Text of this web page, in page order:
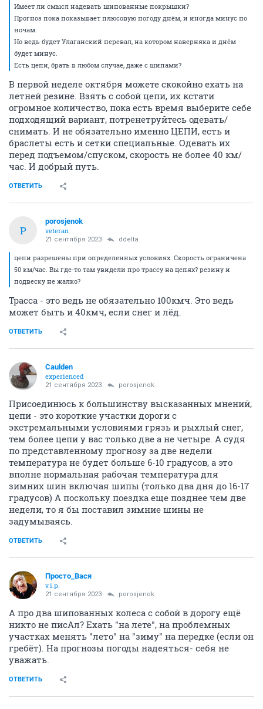
Имеет ли смысл надевать шипованные покрышки?
Прогноз пока показывает плюсовую погоду днём, и иногда минус по
ночам.
Но ведь будет Улаганский перевал, на котором наверняка и днём
будет минус.
Есть цепи, брать в любом случае, даже с шипами?
В первой неделе октября можете скокойно ехать на
летней резине. Взять с собой цепи, их кстати
огромное количество, пока есть время выберите себе
подходящий вариант, потренетруйтесь одевать/
снимать. И не обязательно именно ЦЕПИ, есть и
браслеты есть и сетки специальные. Одевать их
перед подъемом/спуском, скорость не более 40 км/
час. И добрый путь.
ОТВЕТИТЬ
P
porosjenok
veteran
21 сентября 2023 ddelta
цепи разрешены при определенных условиях. Скорость ограничена
50 км/час. Вы где-то там увидели про трассу на цепях? резину и
подвеску не жалко?
Трасса - это ведь не обязательно 100кмч. Это ведь
может быть и 40кмч, если снег и лёд.
ОТВЕТИТЬ
Caulden
experienced
21 сентября 2023 porosjenok
Присоединюсь к большинству высказанных мнений,
цепи - это короткие участки дороги с
экстремальными условиями грязь и рыхлый снег,
тем более цепи у вас только две а не четыре. А судя
по представленному прогнозу за две недели
температура не будет больше 6-10 градусов, а это
вполне нормальная рабочая температура для
зимних шин включая шипы (только два дня до 16-17
градусов) А поскольку поездка еще позднее чем две
недели, то я бы поставил зимние шины не
задумываясь.
ОТВЕТИТЬ
Просто_Вася
v.i.p.
21 сентября 2023 porosjenok
А про два шипованных колеса с собой в дорогу ещё
никто не писАл? Ехать "на лете", на проблемных
участках менять "лето" на "зиму" на передке (если он
гребёт). На прогнозы погоды надеяться- себя не
уважать.
ОТВЕТИТЬ